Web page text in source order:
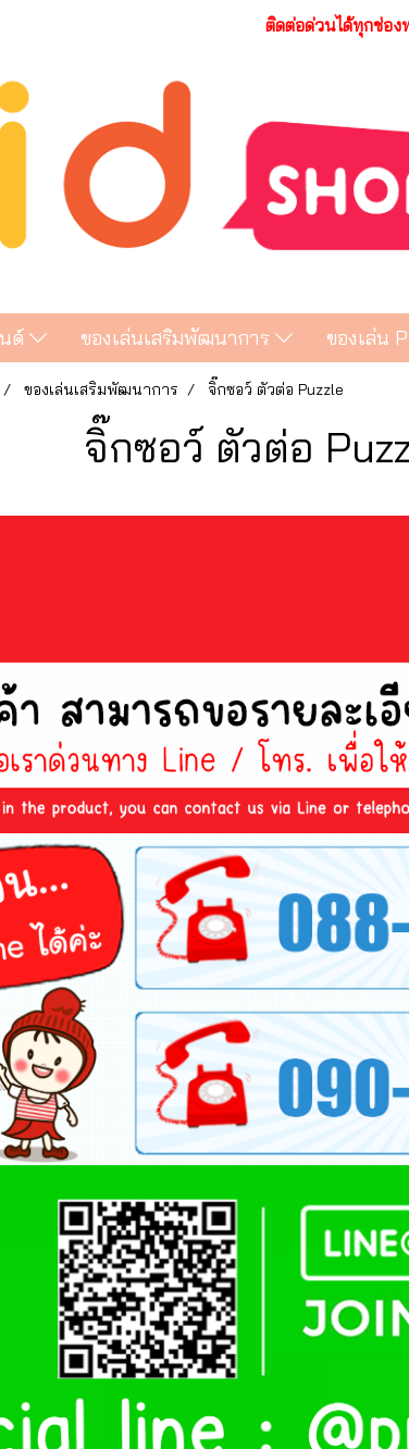
ติดต่อด่วนได้ทุกช่อง
นด์ ของเล่นเสริมพัฒนาการ ของเล่น
ของเล่นเสริมพัฒนาการ จิ๊กซอว์ ตัวต่อ Puzzle
จิ๊กซอว์ ตัวต่อ